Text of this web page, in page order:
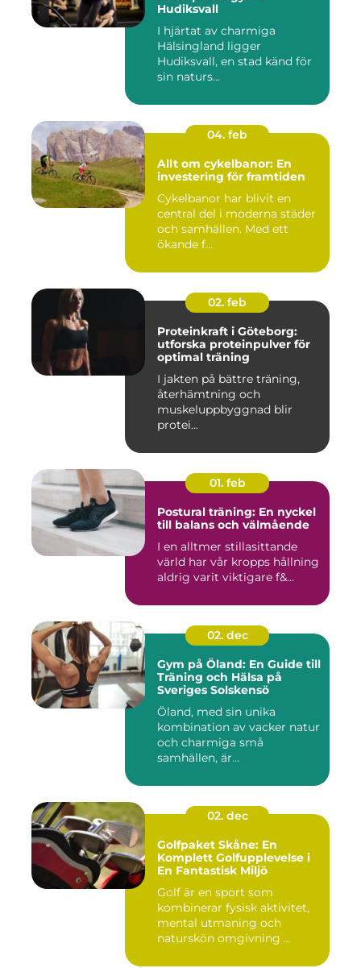
Hudiksvall
I hjärtat av charmiga
Hälsingland ligger
Hudiksvall, en stad känd för
sin naturs...
04. feb
Allt om cykelbanor: En
investering för framtiden
Cykelbanor har blivit en
central del i moderna städer
och samhällen. Med ett
ökande f...
02. feb
Proteinkraft i Göteborg:
utforska proteinpulver för
optimal träning
I jakten på bättre träning,
återhämtning och
muskeluppbyggnad blir
protei...
01. feb
Postural träning: En nyckel
till balans och välmående
I en alltmer stillasittande
värld har vår kropps hållning
aldrig varit viktigare f&...
02. dec
Gym på Öland: En Guide till
Träning och Hälsa på
Sveriges Solskensö
Öland, med sin unika
kombination av vacker natur
och charmiga små
samhällen, är...
02. dec
Golfpaket Skåne: En
Komplett Golfupplevelse i
En Fantastisk Miljö
Golf är en sport som
kombinerar fysisk aktivitet,
mental utmaning och
naturskön omgivning ...